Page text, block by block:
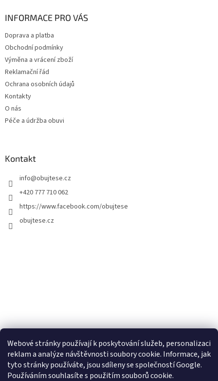
Webové stránky používají k poskytování služeb, personalizaci
reklam a analýze návštěvnosti soubory cookie. Informace, jak
tyto stránky používáte, jsou sdíleny se společností Google.
Používáním souhlasíte s použitím souborů cookie.
INFORMACE PRO VÁS
Doprava a platba
Obchodní podmínky
Výměna a vrácení zboží
Reklamační řád
Ochrana osobních údajů
Kontakty
O nás
Péče a údržba obuvi
Kontakt
info@obujtese.cz
+420 777 710 062
https://www.facebook.com/obujtese
obujtese.cz